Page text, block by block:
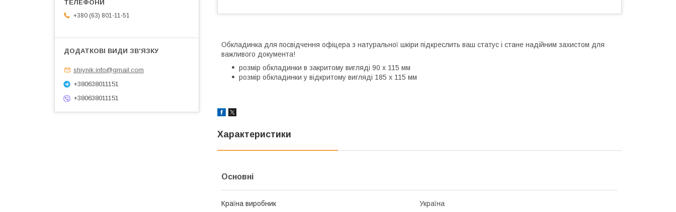
Обкладинка для посвідчення офіцера з натуральної шкіри підкреслить ваш статус і стане надійним захистом для
важливого документа!
розмір обкладинки в закритому вигляді 90 х 115 мм
розмір обкладинки у відкритому вигляді 185 х 115 мм
Характеристики
Основні
Країна виробник Україна
+380 (63) 801-11-51
shiynik.info@gmail.com
+380638011151
+380638011151